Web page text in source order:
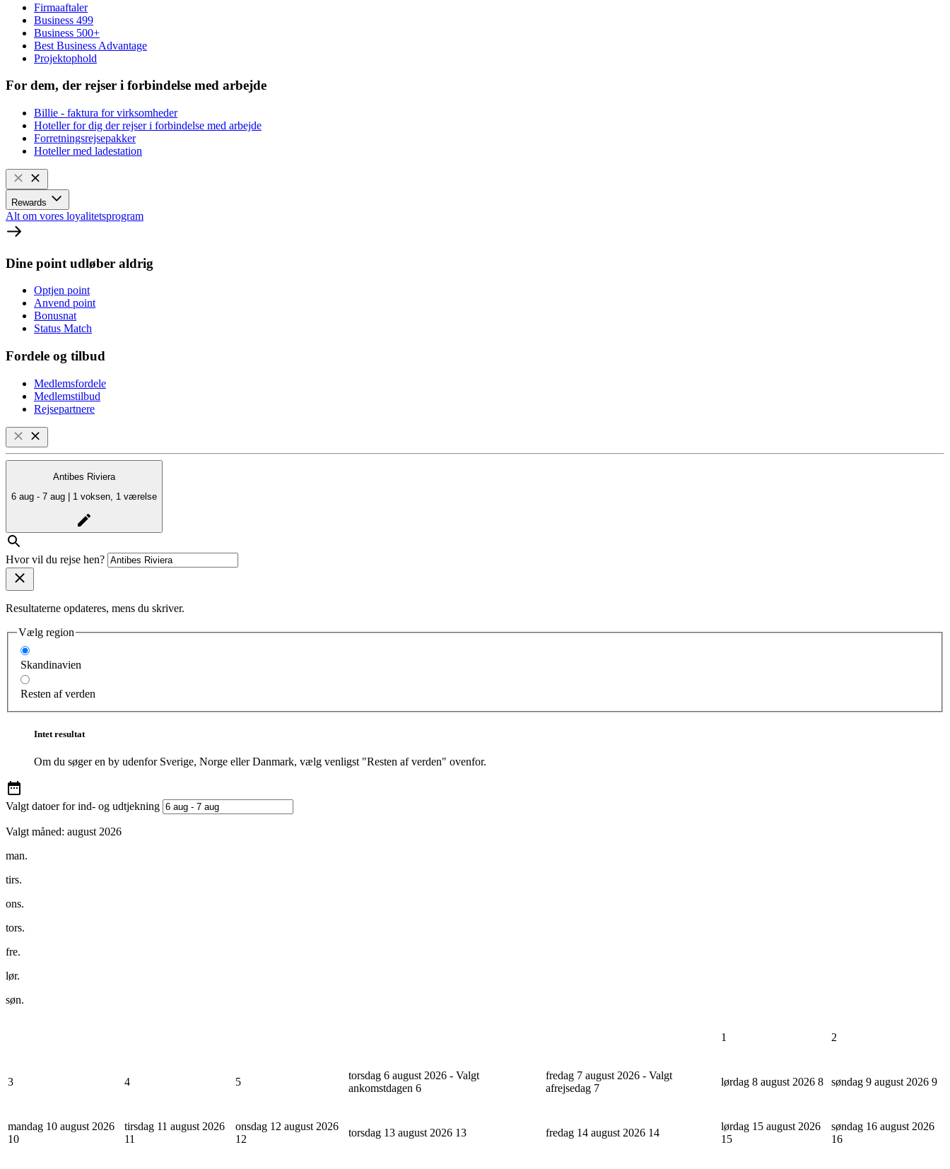
Firmaaftaler
Business 499
Business 500+
Best Business Advantage
Projektophold
For dem, der rejser i forbindelse med arbejde
Billie - faktura for virksomheder
Hoteller for dig der rejser i forbindelse med arbejde
Forretningsrejsepakker
Hoteller med ladestation
Rewards
Alt om vores loyalitetsprogram
Dine point udløber aldrig
Optjen point
Anvend point
Bonusnat
Status Match
Fordele og tilbud
Medlemsfordele
Medlemstilbud
Rejsepartnere
Antibes Riviera
6 aug - 7 aug | 1 voksen, 1 værelse
Hvor vil du rejse hen?
Resultaterne opdateres, mens du skriver.
Vælg region
Skandinavien
Resten af verden
Intet resultat
Om du søger en by udenfor Sverige, Norge eller Danmark, vælg venligst "Resten af verden" ovenfor.
Valgt datoer for ind- og udtjekning
Valgt måned: august 2026
man.
tirs.
ons.
tors.
fre.
lør.
søn.
1 2
3 4 5
torsdag 6 august 2026 - Valgt
ankomstdagen 6
fredag 7 august 2026 - Valgt
afrejsedag 7
lørdag 8 august 2026 8 søndag 9 august 2026 9
mandag 10 august 2026
10
tirsdag 11 august 2026
11
onsdag 12 august 2026
12
torsdag 13 august 2026 13 fredag 14 august 2026 14
lørdag 15 august 2026
15
søndag 16 august 2026
16